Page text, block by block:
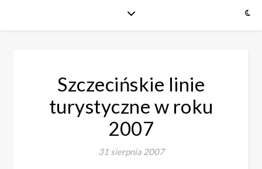
Szczecińskie linie
turystyczne w roku
2007
31 sierpnia 2007